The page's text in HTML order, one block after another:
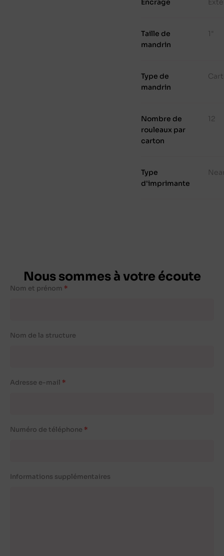
Taille de
mandrin
1"
Type de
mandrin
Nombre de
rouleaux par
carton
12
Type
d'imprimante
Nous sommes à votre écoute
Nom et prénom
Nom de la structure
Adresse e-mail
Numéro de téléphone
Informations supplémentaires